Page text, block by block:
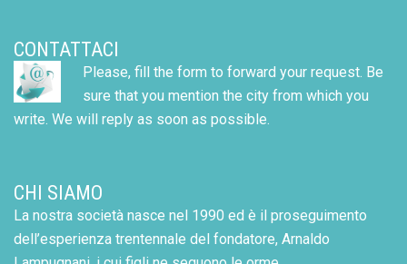
CONTATTACI
Please, fill the form to forward your request. Be
sure that you mention the city from which you
write. We will reply as soon as possible.
CHI SIAMO
La nostra società nasce nel 1990 ed è il proseguimento
dell’esperienza trentennale del fondatore, Arnaldo